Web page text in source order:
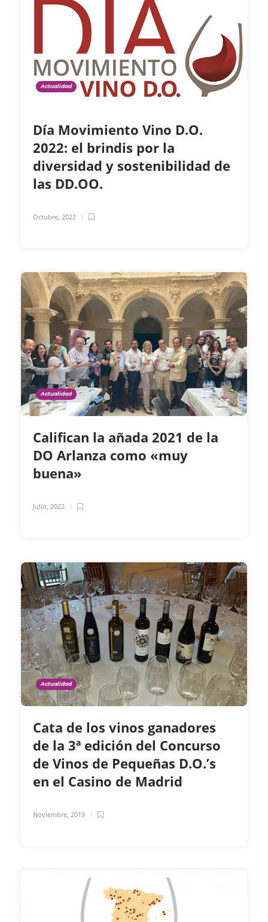
Actualidad
Día Movimiento Vino D.O.
2022: el brindis por la
diversidad y sostenibilidad de
las DD.OO.
Octubre, 2022
Actualidad
Califican la añada 2021 de la
DO Arlanza como «muy
buena»
Julio, 2022
Actualidad
Cata de los vinos ganadores
de la 3ª edición del Concurso
de Vinos de Pequeñas D.O.’s
en el Casino de Madrid
Noviembre, 2019